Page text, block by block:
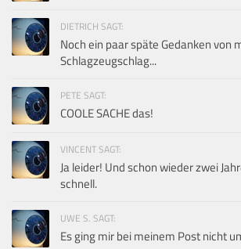
DIETRICH SAGT:
Noch ein paar späte Gedanken von
Schlagzeugschlag...
PETE SAGT:
COOLE SACHE das!
VINCENT SAGT:
Ja leider! Und schon wieder zwei
schnell.
UWE S. SAGT:
Es ging mir bei meinem Post nicht